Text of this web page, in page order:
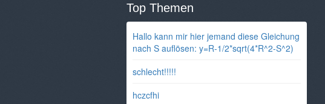
Top Themen
Hallo kann mir hier jemand diese Gleichung
nach S auflösen: y=R-1/2*sqrt(4*R^2-S^2)
schlecht!!!!!
hczcfhi